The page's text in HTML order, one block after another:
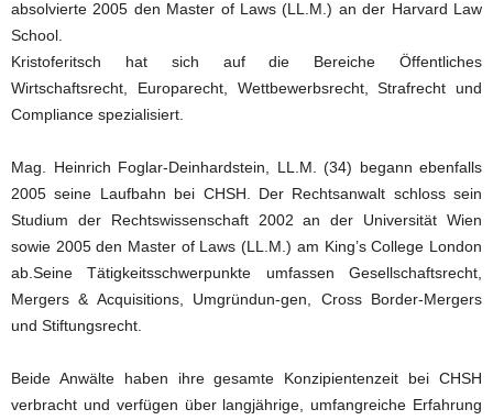
absolvierte 2005 den Master of Laws (LL.M.) an der Harvard Law
School.
Kristoferitsch hat sich auf die Bereiche Öffentliches
Wirtschaftsrecht, Europarecht, Wettbewerbsrecht, Strafrecht und
Compliance spezialisiert.
Mag. Heinrich Foglar-Deinhardstein, LL.M. (34) begann ebenfalls
2005 seine Laufbahn bei CHSH. Der Rechtsanwalt schloss sein
Studium der Rechtswissenschaft 2002 an der Universität Wien
sowie 2005 den Master of Laws (LL.M.) am King’s College London
ab.Seine Tätigkeitsschwerpunkte umfassen Gesellschaftsrecht,
Mergers & Acquisitions, Umgründun-gen, Cross Border-Mergers
und Stiftungsrecht.
Beide Anwälte haben ihre gesamte Konzipientenzeit bei CHSH
verbracht und verfügen über langjährige, umfangreiche Erfahrung